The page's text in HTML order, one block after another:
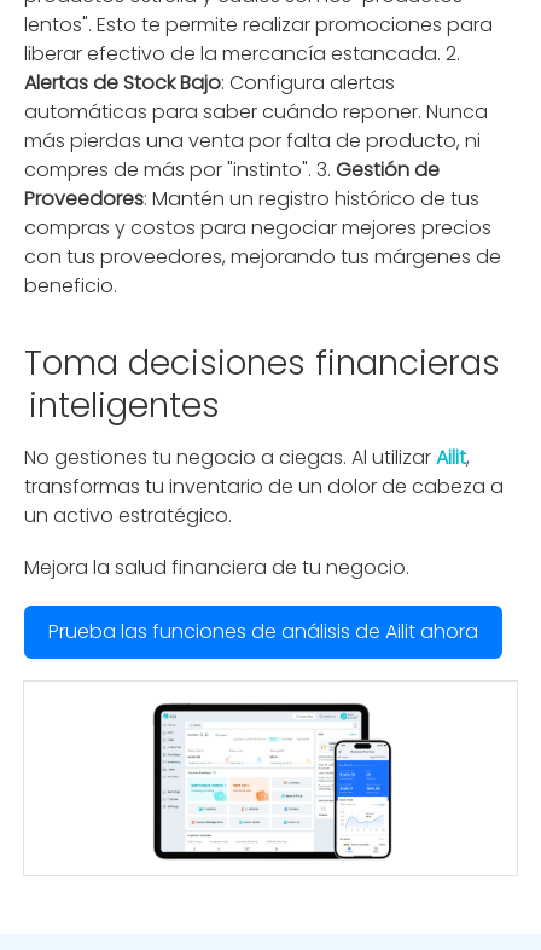
lentos". Esto te permite realizar promociones para
liberar efectivo de la mercancía estancada. 2.
Alertas de Stock Bajo: Configura alertas
automáticas para saber cuándo reponer. Nunca
más pierdas una venta por falta de producto, ni
compres de más por "instinto". 3. Gestión de
Proveedores: Mantén un registro histórico de tus
compras y costos para negociar mejores precios
con tus proveedores, mejorando tus márgenes de
beneficio.
Toma decisiones financieras
inteligentes
No gestiones tu negocio a ciegas. Al utilizarAilit,
transformas tu inventario de un dolor de cabeza a
un activo estratégico.
Mejora la salud financiera de tu negocio.
Prueba las funciones de análisis de Ailit ahora